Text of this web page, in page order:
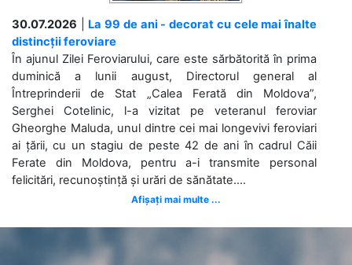
30.07.2026
La 99 de ani - decorat cu cele mai înalte
distincții feroviare
În ajunul Zilei Feroviarului, care este sărbătorită în prima
duminică a lunii august, Directorul general al
Întreprinderii de Stat „Calea Ferată din Moldova”,
Serghei Cotelinic, l-a vizitat pe veteranul feroviar
Gheorghe Maluda, unul dintre cei mai longevivi feroviari
ai țării, cu un stagiu de peste 42 de ani în cadrul Căii
Ferate din Moldova, pentru a-i transmite personal
felicitări, recunoștință și urări de sănătate....
Afișați mai multe ...